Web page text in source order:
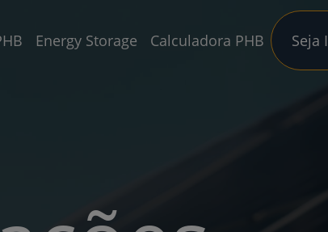
Energy Storage Calculadora PHB Seja